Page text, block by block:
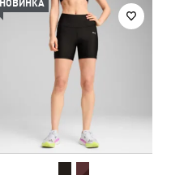
НОВИНКА